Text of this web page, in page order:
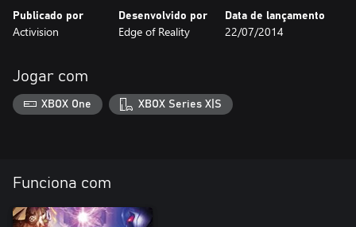
Publicado por
Activision
Desenvolvido por
Edge of Reality
Data de lançamento
22/07/2014
Jogar com
XBOX One XBOX Series X|S
Funciona com